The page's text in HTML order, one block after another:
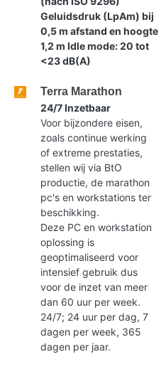
Geluidsdruk (LpAm) bij
0,5 m afstand en hoogte
1,2 m Idle mode: 20 tot
<23 dB(A)
Terra Marathon
24/7 Inzetbaar
Voor bijzondere eisen,
zoals continue werking
of extreme prestaties,
stellen wij via BtO
productie, de marathon
pc's en workstations ter
beschikking.
Deze PC en workstation
oplossing is
geoptimaliseerd voor
intensief gebruik dus
voor de inzet van meer
dan 60 uur per week.
24/7; 24 uur per dag, 7
dagen per week, 365
dagen per jaar.